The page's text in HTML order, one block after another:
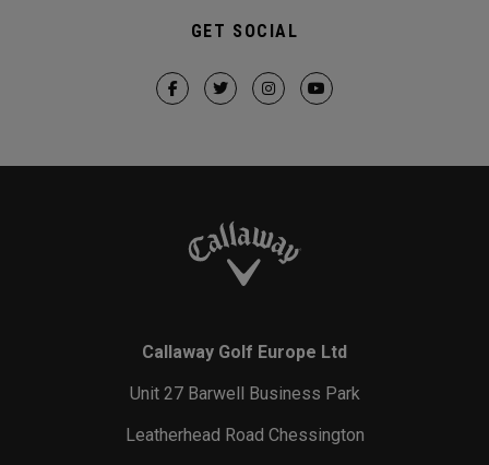
GET SOCIAL
Callaway Golf Europe Ltd
Unit 27 Barwell Business Park
Leatherhead Road Chessington